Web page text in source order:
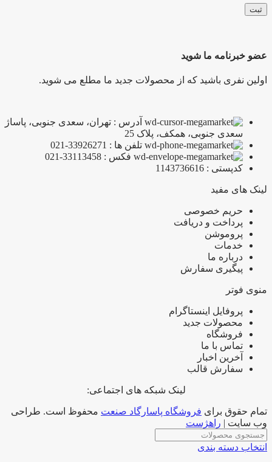
عضو خبرنامه ما شوید
اولین نفری باشید که از محصولات جدید ما مطلع می شوید.
آدرس : تهران، سعدی جنوبی، پاساژ
سعدی جنوبی، همکف، پلاک 25
تلفن ها : 33926271-021
فکس : 33113458-021
کدپستی : 1143736616
لینک های مفید
حریم خصوصی
پرداخت و دریافت
پروموشن
خدمات
درباره ما
پیگیری سفارش
منوی فوتر
پروفایل اینستاگرام
محصولات جدید
فروشگاه
تماس با ما
آخرین اخبار
سفارش قالب
لینک شبکه های اجتماعی:
تمام حقوق برای فروشگاه پاسارگاد صنعت محفوظ است. طراحی
وب سایت | راهژست
انتخاب دسته بندی